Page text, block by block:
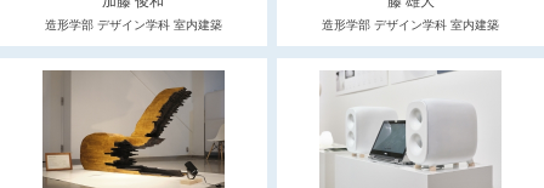
造形学部 デザイン学科 室内建築 造形学部 デザイン学科 室内建築